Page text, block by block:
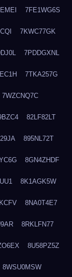
7FE1WG6S
7KWC77GK
7PDDGXNL
7TKA257G
7WZCNQ7C
82LF82LT
895NL72T
8GN4ZHDF
8K1AGK5W
8NA0T4E7
8RKLFN77
8U58PZ5Z
8WSU0MSW